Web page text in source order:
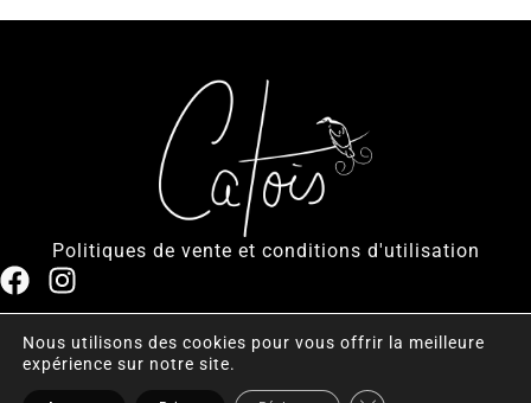
Politiques de vente et conditions d'utilisation
Tous droits réservés © 2024 à ce jour, Catois. Conception de
Nous utilisons des cookies pour vous offrir la meilleure
expérience sur notre site.